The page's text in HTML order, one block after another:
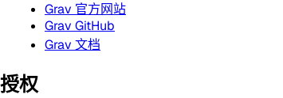
Grav 官方网站
Grav GitHub
Grav 文档
授权